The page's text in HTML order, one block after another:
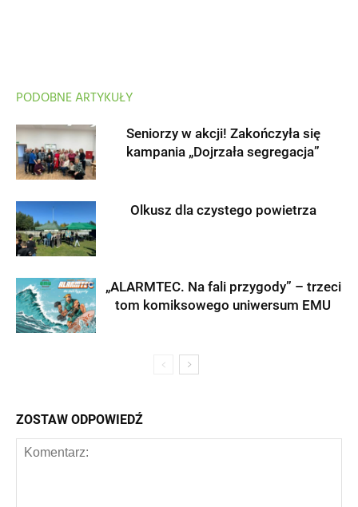
PODOBNE ARTYKUŁY
Seniorzy w akcji! Zakończyła się
kampania „Dojrzała segregacja”
Olkusz dla czystego powietrza
„ALARMTEC. Na fali przygody” – trzeci
tom komiksowego uniwersum EMU
ZOSTAW ODPOWIEDŹ